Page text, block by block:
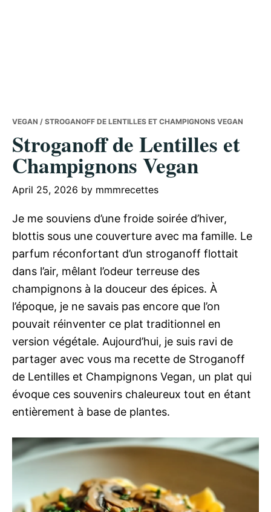
VEGAN / STROGANOFF DE LENTILLES ET CHAMPIGNONS VEGAN
Stroganoff de Lentilles et
Champignons Vegan
April 25, 2026 by mmmrecettes
Je me souviens d’une froide soirée d’hiver,
blottis sous une couverture avec ma famille. Le
parfum réconfortant d’un stroganoff flottait
dans l’air, mêlant l’odeur terreuse des
champignons à la douceur des épices. À
l’époque, je ne savais pas encore que l’on
pouvait réinventer ce plat traditionnel en
version végétale. Aujourd’hui, je suis ravi de
partager avec vous ma recette de Stroganoff
de Lentilles et Champignons Vegan, un plat qui
évoque ces souvenirs chaleureux tout en étant
entièrement à base de plantes.